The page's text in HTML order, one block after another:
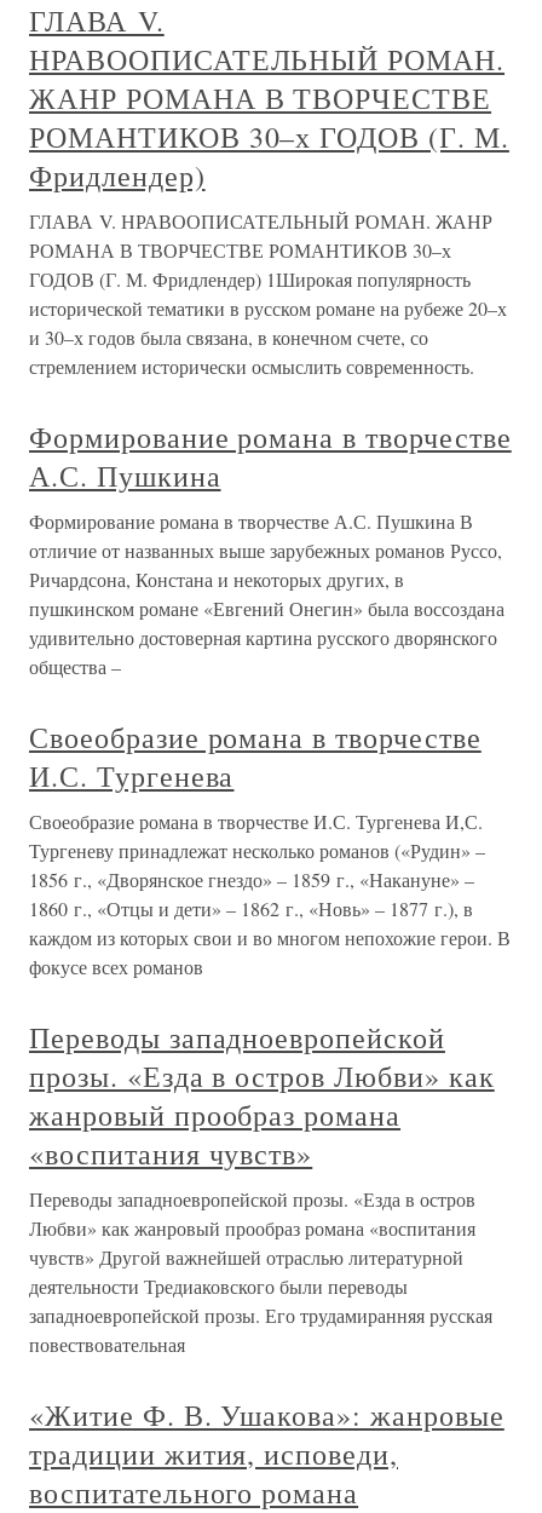
ГЛАВА V.
НРАВООПИСАТЕЛЬНЫЙ РОМАН.
ЖАНР РОМАНА В ТВОРЧЕСТВЕ
РОМАНТИКОВ 30–х ГОДОВ (Г. М.
Фридлендер)
ГЛАВА V. НРАВООПИСАТЕЛЬНЫЙ РОМАН. ЖАНР
РОМАНА В ТВОРЧЕСТВЕ РОМАНТИКОВ 30–х
ГОДОВ (Г. М. Фридлендер) 1Широкая популярность
исторической тематики в русском романе на рубеже 20–х
и 30–х годов была связана, в конечном счете, со
стремлением исторически осмыслить современность.
Формирование романа в творчестве
А.С. Пушкина
Формирование романа в творчестве А.С. Пушкина В
отличие от названных выше зарубежных романов Руссо,
Ричардсона, Констана и некоторых других, в
пушкинском романе «Евгений Онегин» была воссоздана
удивительно достоверная картина русского дворянского
общества –
Своеобразие романа в творчестве
И.С. Тургенева
Своеобразие романа в творчестве И.С. Тургенева И,С.
Тургеневу принадлежат несколько романов («Рудин» –
1856 г., «Дворянское гнездо» – 1859 г., «Накануне» –
1860 г., «Отцы и дети» – 1862 г., «Новь» – 1877 г.), в
каждом из которых свои и во многом непохожие герои. В
фокусе всех романов
Переводы западноевропейской
прозы. «Езда в остров Любви» как
жанровый прообраз романа
«воспитания чувств»
Переводы западноевропейской прозы. «Езда в остров
Любви» как жанровый прообраз романа «воспитания
чувств» Другой важнейшей отраслью литературной
деятельности Тредиаковского были переводы
западноевропейской прозы. Его трудамиранняя русская
повествовательная
«Житие Ф. В. Ушакова»: жанровые
традиции жития, исповеди,
воспитательного романа